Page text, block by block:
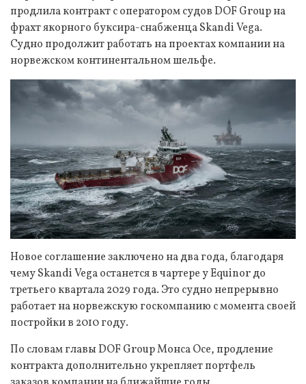
продлила контракт с оператором судов DOF Group на
фрахт якорного буксира-снабженца Skandi Vega.
Судно продолжит работать на проектах компании на
норвежском континентальном шельфе.
Новое соглашение заключено на два года, благодаря
чему Skandi Vega останется в чартере у Equinor до
третьего квартала 2029 года. Это судно непрерывно
работает на норвежскую госкомпанию с момента своей
постройки в 2010 году.
По словам главы DOF Group Монса Осе, продление
контракта дополнительно укрепляет портфель